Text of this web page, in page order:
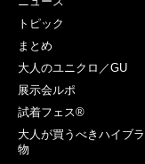
トピック
まとめ
大人のユニクロ／GU
展示会ルポ
試着フェス®︎
大人が買うべきハイブ
物